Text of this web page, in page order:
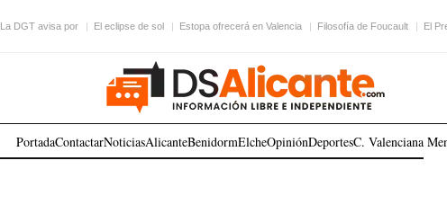
La DGT avisa por El eclipse de sol Estopa ofrecerá en Valencia Filosofía de Foucault El
PortadaContactarNoticiasAlicanteBenidormElcheOpiniónDeportesC. Valenciana